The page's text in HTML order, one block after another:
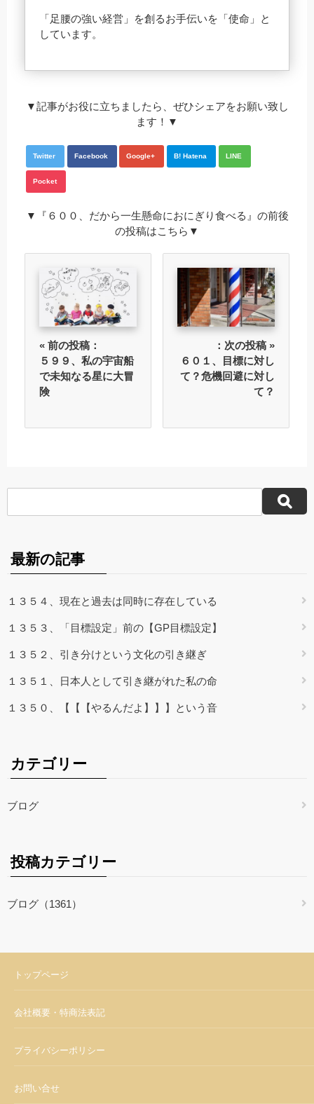
「足腰の強い経営」を創るお手伝いを「使命」と
しています。
▼記事がお役に立ちましたら、ぜひシェアをお願い致し
ます！▼
Twitter Facebook Google+ B! Hatena LINE
Pocket
▼『６００、だから一生懸命におにぎり食べる』の前後
の投稿はこちら▼
« 前の投稿：
５９９、私の宇宙船
で未知なる星に大冒
険
：次の投稿 »
６０１、目標に対し
て？危機回避に対し
て？
最新の記事
１３５４、現在と過去は同時に存在している
１３５３、「目標設定」前の【GP目標設定】
１３５２、引き分けという文化の引き継ぎ
１３５１、日本人として引き継がれた私の命
１３５０、【【【やるんだよ】】】という音
カテゴリー
ブログ
投稿カテゴリー
ブログ（1361）
トップページ
会社概要・特商法表記
プライバシーポリシー
お問い合せ